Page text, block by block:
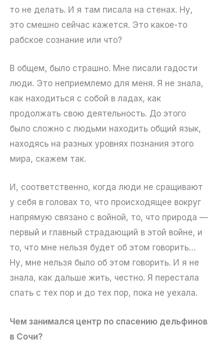
то не делать. И я там писала на стенах. Ну,
это смешно сейчас кажется. Это какое-то
рабское сознание или что?
В общем, было страшно. Мне писали гадости
люди. Это неприемлемо для меня. Я не знала,
как находиться с собой в ладах, как
продолжать свою деятельность. До этого
было сложно с людьми находить общий язык,
находясь на разных уровнях познания этого
мира, скажем так.
И, соответственно, когда люди не сращивают
у себя в головах то, что происходящее вокруг
напрямую связано с войной, то, что природа —
первый и главный страдающий в этой войне, и
то, что мне нельзя будет об этом говорить…
Ну, мне нельзя было об этом говорить. И я не
знала, как дальше жить, честно. Я перестала
спать с тех пор и до тех пор, пока не уехала.
Чем занимался центр по спасению дельфинов
в Сочи?